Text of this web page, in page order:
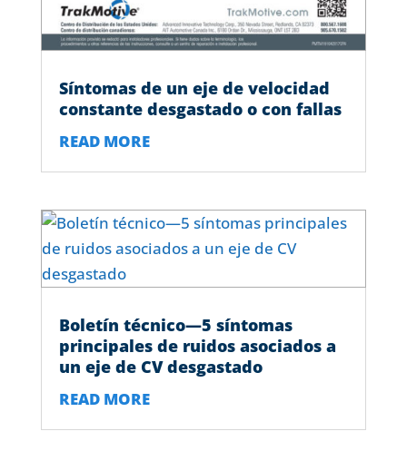
Síntomas de un eje de velocidad
constante desgastado o con fallas
READ MORE
Boletín técnico—5 síntomas
principales de ruidos asociados a
un eje de CV desgastado
READ MORE